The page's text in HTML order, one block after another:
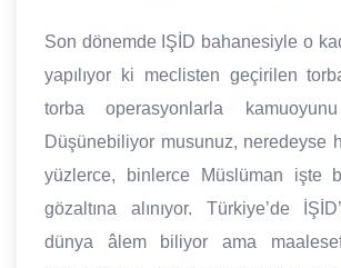
Son dönemde IŞİD bahanesiyle o
yapılıyor ki meclisten geçirilen
torba operasyonlarla kamuoyunu
Düşünebiliyor musunuz, neredeyse
yüzlerce, binlerce Müslüman işte
gözaltına alınıyor. Türkiye’de
dünya âlem biliyor ama